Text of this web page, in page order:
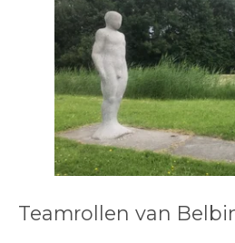
Teamrollen van